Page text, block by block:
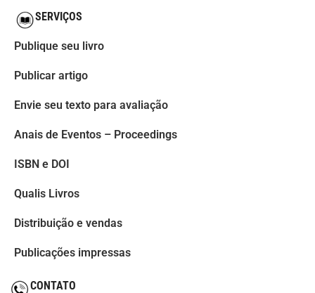
SERVIÇOS
Publique seu livro
Publicar artigo
Envie seu texto para avaliação
Anais de Eventos – Proceedings
ISBN e DOI
Qualis Livros
Distribuição e vendas
Publicações impressas
CONTATO